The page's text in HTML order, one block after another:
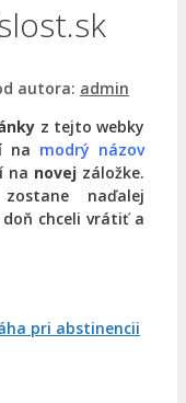
autora: admin
z tejto webky
na modrý názov
na novejzáložke.
naďalej
chceli vrátiť a
pri abstinencii